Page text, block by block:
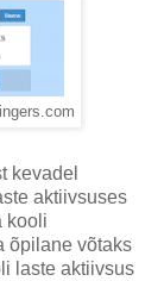
kevadel
aktiivsuses
kooli
õpilane võtaks
laste aktiivsus